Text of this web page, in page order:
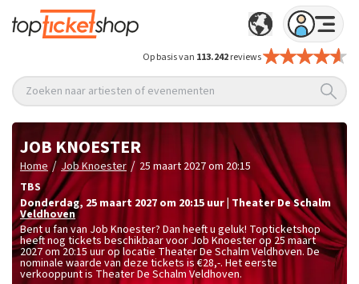
Op basis van 113.242reviews
Zoeken naar artiesten of evenementen
JOB KNOESTER
Home / Job Knoester / 25 maart 2027 om 20:15
TBS
donderdag, 25 maart 2027 om 20:15 uur Theater De Schalm
Veldhoven
Bent u fan van Job Knoester? Dan heeft u geluk! Topticketshop
heeft nog tickets beschikbaar voor Job Knoester op 25 maart
2027 om 20:15 uur op locatie Theater De Schalm Veldhoven. De
nominale waarde van deze tickets is €28,-. Het eerste
verkooppunt is Theater De Schalm Veldhoven.